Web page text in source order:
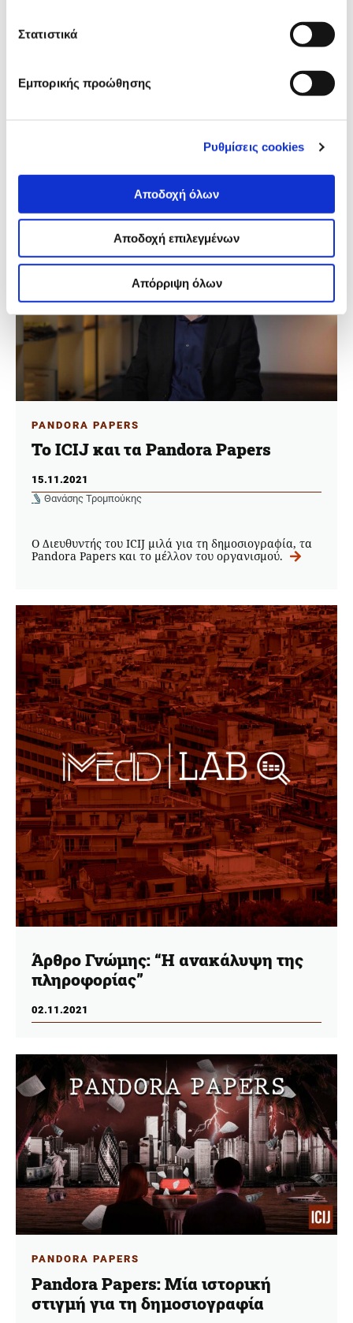
Στατιστικά
Εμπορικής προώθησης
Ρυθμίσεις cookies
Αποδοχή όλων
Αποδοχή επιλεγμένων
Απόρριψη όλων
Άρθρο Γνώμης: “Οι φρουροί της
Δημοκρατίας με τα στυλό”
01.12.2021
38 επαγγελματίες δημοσιογράφοι έχουν δολοφονηθεί
πολίτες δημοσιογράφοι και 4 βοηθοί έχουν πληρώσει
επίσης με τη ζωή τους τη συνδρομή τους, ενώ
κρατούνται 101 και 22 αντίστοιχα.
PANDORA PAPERS
Το ICIJ και τα Pandora Papers
15.11.2021
Θανάσης Τρομπούκης
O Διευθυντής του ICIJ μιλά για τη δημοσιογραφία, τα
Pandora Papers και το μέλλον του οργανισμού.
Άρθρο Γνώμης: “Η ανακάλυψη της
πληροφορίας”
02.11.2021
PANDORA PAPERS
Pandora Papers: Μία ιστορική
στιγμή για τη δημοσιογραφία